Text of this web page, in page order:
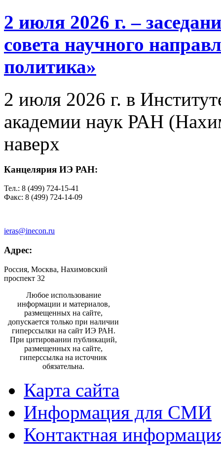
2 июля 2026 г. –
совета научного
политика»
2 июля 2026 г. в
академии наук РАН
наверх
Канцелярия ИЭ РАН:
Тел.: 8 (499) 724-15-41
Факс: 8 (499) 724-14-09
ieras@inecon.ru
Адрес:
Россия, Москва, Нахимовский
проспект 32
Любое использование
информации и материалов,
размещенных на сайте,
допускается только при наличии
гиперссылки на сайт ИЭ РАН.
При цитировании публикаций,
размещенных на сайте,
гиперссылка на источник
обязательна.
Карта сайта
Информация для СМИ
Контактная